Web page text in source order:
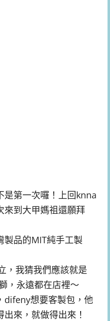
是第一次囉！上回knna
來到大甲媽祖還願拜
製品的MIT純手工製
，我猜我們應該就是
，永遠都在店裡～
difeny想要客製包，他
來，就做得出來！